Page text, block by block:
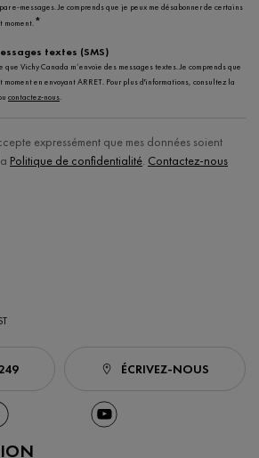
e-messages. Je comprends que je peux me désabonner de certains
moment.*
textes (SMS)
que Vichy Canada m’envoie des messages textes. Je comprends que
en envoyant ARRET. Pour plus d'informations, consultez la
contactez-nous.
expressément que mes données soient
Politique de confidentialité. Contactez-nous
ÉCRIVEZ-NOUS